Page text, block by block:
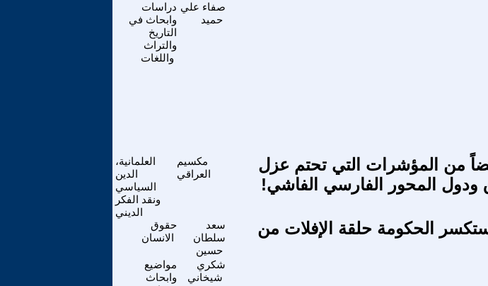
دراسات
وابحاث في
التاريخ
والتراث
واللغات
صفاء علي
حميد
العلمانية،
الدين
السياسي
ونقد الفكر
الديني
مكسيم
العراقي
من المؤشرات التي تحتم عزل
ودول المحور الفارسي الفاشي!
حقوق
الانسان
سعد
سلطان
حسين
الحكومة حلقة الإفلات من
مواضيع
وابحاث
شكري
شيخاني